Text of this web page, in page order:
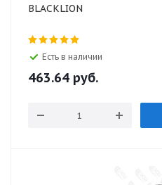
BLACKLION
Есть в наличии
463.64 руб.